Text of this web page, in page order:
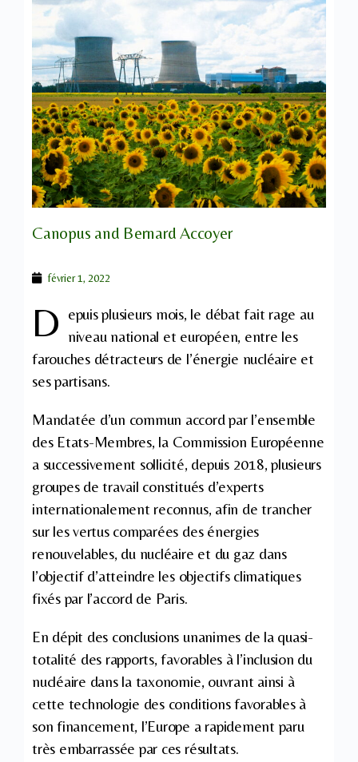
Canopus and Bernard Accoyer
février 1, 2022
D epuis plusieurs mois, le débat fait rage au
niveau national et européen, entre les
farouches détracteurs de l’énergie nucléaire et
ses partisans.
Mandatée d’un commun accord par l’ensemble
des Etats-Membres, la Commission Européenne
a successivement sollicité, depuis 2018, plusieurs
groupes de travail constitués d’experts
internationalement reconnus, afin de trancher
sur les vertus comparées des énergies
renouvelables, du nucléaire et du gaz dans
l’objectif d’atteindre les objectifs climatiques
fixés par l’accord de Paris.
En dépit des conclusions unanimes de la quasi-
totalité des rapports, favorables à l’inclusion du
nucléaire dans la taxonomie, ouvrant ainsi à
cette technologie des conditions favorables à
son financement, l’Europe a rapidement paru
très embarrassée par ces résultats.